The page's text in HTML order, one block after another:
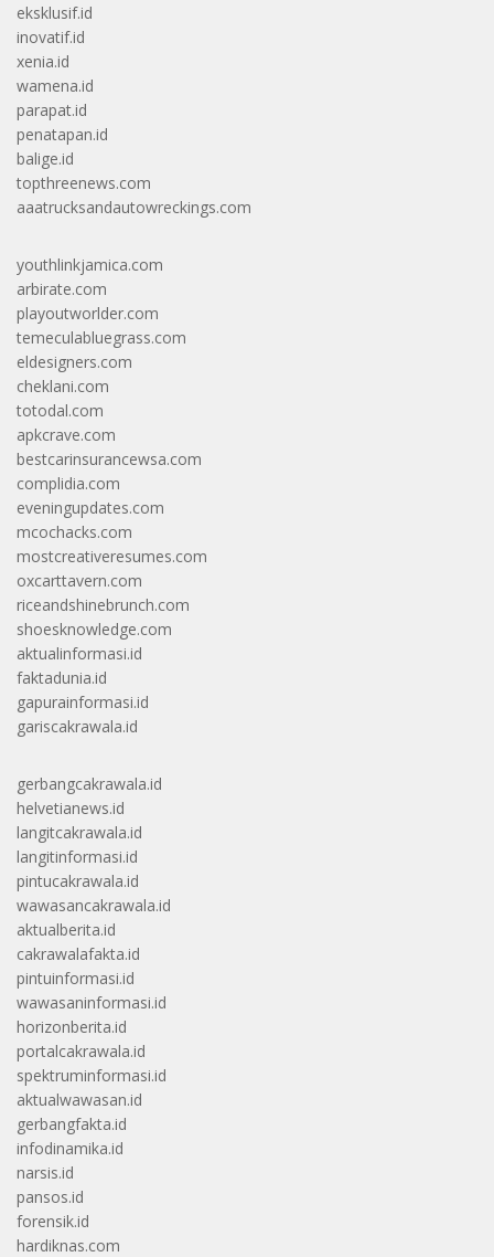
eksklusif.id
inovatif.id
xenia.id
wamena.id
parapat.id
penatapan.id
balige.id
topthreenews.com
aaatrucksandautowreckings.com
youthlinkjamica.com
arbirate.com
playoutworlder.com
temeculabluegrass.com
eldesigners.com
cheklani.com
totodal.com
apkcrave.com
bestcarinsurancewsa.com
complidia.com
eveningupdates.com
mcochacks.com
mostcreativeresumes.com
oxcarttavern.com
riceandshinebrunch.com
shoesknowledge.com
aktualinformasi.id
faktadunia.id
gapurainformasi.id
gariscakrawala.id
gerbangcakrawala.id
helvetianews.id
langitcakrawala.id
langitinformasi.id
pintucakrawala.id
wawasancakrawala.id
aktualberita.id
cakrawalafakta.id
pintuinformasi.id
wawasaninformasi.id
horizonberita.id
portalcakrawala.id
spektruminformasi.id
aktualwawasan.id
gerbangfakta.id
infodinamika.id
narsis.id
pansos.id
forensik.id
hardiknas.com